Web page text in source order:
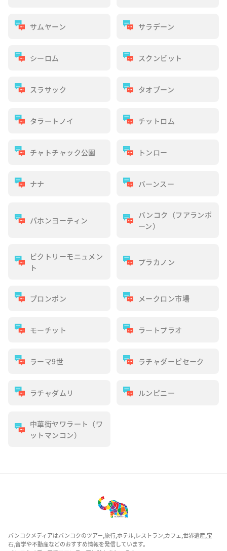
サムヤーン サラデーン
シーロム スクンビット
スラサック タオプーン
タラートノイ チットロム
チャトチャック公園 トンロー
ナナ バーンスー
パホンヨーティン
バンコク（フアランポ
ーン）
ビクトリーモニュメン
ト
プラカノン
プロンポン メークロン市場
モーチット ラートプラオ
ラーマ9世 ラチャダーピセーク
ラチャダムリ ルンピニー
中華街ヤワラート（ワ
ットマンコン）
バンコクメディアはバンコクのツアー,旅行,ホテル,レストラン,カフェ,世界遺産,宝
石,留学や不動産などのおすすめ情報を発信しています。